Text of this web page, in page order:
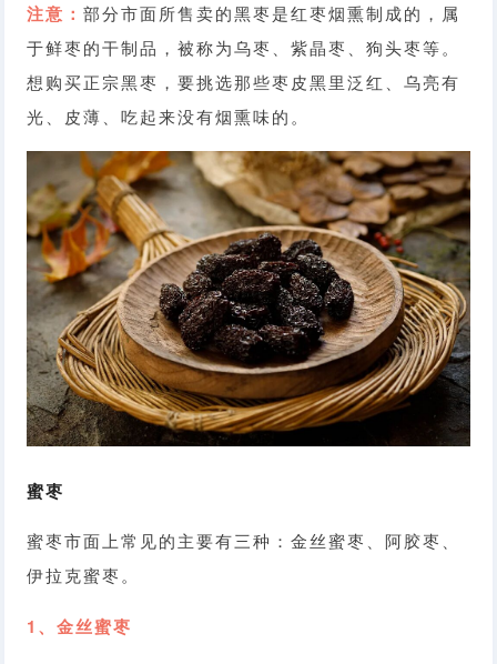
注意：部分市面所售卖的黑枣是红枣烟熏制成的，属
于鲜枣的干制品，被称为乌枣、紫晶枣、狗头枣等。
想购买正宗黑枣，要挑选那些枣皮黑里泛红、乌亮有
光、皮薄、吃起来没有烟熏味的。
蜜枣
蜜枣市面上常见的主要有三种：金丝蜜枣、阿胶枣、
伊拉克蜜枣。
1、金丝蜜枣